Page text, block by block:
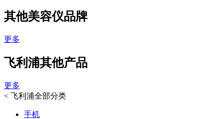
其他美容仪品牌
更多
飞利浦其他产品
更多
< 飞利浦全部分类
手机